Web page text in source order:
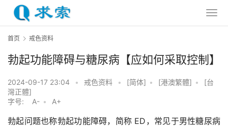
首页 戒色资料
勃起功能障碍与糖尿病【应如何采取控制】
2024-09-17 23:04 • 戒色资料 • [简体] • [港澳繁體] •
[台
灣正體]
字号:
A- • A+
勃起问题也称勃起功能障碍，简称 ED，常见于男性糖尿病